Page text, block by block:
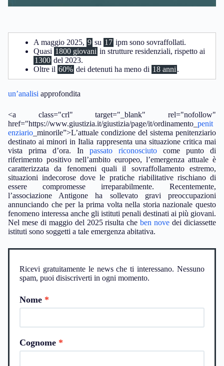
A maggio 2025, 9 su 17 ipm sono sovraffollati.
Quasi 1800 giovani in strutture residenziali, rispetto ai
1300 del 2023.
Oltre il 60% dei detenuti ha meno di 18 anni .
un’analisi approfondita
<a class="crl" target="_blank" rel="nofollow"
href="https://www.giustizia.it/giustizia/page/it/ordinamento_ penit
enziario _minorile”>L’attuale condizione del sistema penitenziario
destinato ai minori in Italia rappresenta una situazione critica mai
vista prima d’ora. In passato riconosciuto come punto di
riferimento positivo nell’ambito europeo, l’emergenza attuale è
caratterizzata da fenomeni quali il sovraffollamento estremo,
situazioni indecorose dove le pratiche riabilitative rischiano di
essere compromesse irreparabilmente. Recentemente,
l’associazione Antigone ha sollevato gravi preoccupazioni
annunciando che per la prima volta nella storia nazionale questo
fenomeno interessa anche gli istituti penali destinati ai più giovani.
Nel mese di maggio del 2025 risulta cheben nove dei diciassette
istituti sono soggetti a tale emergenza abitativa.
Ricevi gratuitamente le news che ti interessano. Nessuno
spam, puoi disiscriverti in ogni momento.
Nome
Cognome